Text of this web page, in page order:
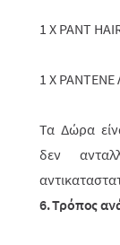
1 Χ PANT
1 Χ PANTENE
Τα Δώρα
δεν
6. Τρόπος